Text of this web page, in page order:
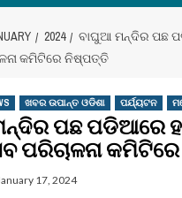
2024
ବାଘୁଆ ମନ୍ଦିର ପଛ
କମିଟିରେ ନିଷ୍ପତ୍ତି
ଖବର ଉପାନ୍ତ ଓଡିଶା ପର୍ଯ୍ୟଟନ
ପଛ ପଡିଆରେ
ପରିଚାଳନା
17, 2024